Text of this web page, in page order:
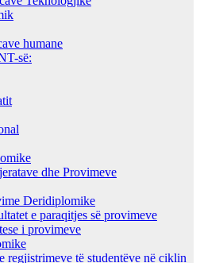
humane
së:
dhe Provimeve
Deridiplomike
e paraqitjes së provimeve
i provimeve
regjistrimeve të studentëve në ciklin